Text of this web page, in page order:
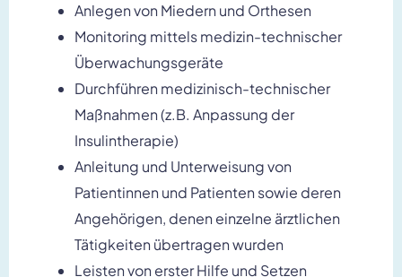
Anlegen von Miedern und Orthesen
Monitoring mittels medizin-technischer
Überwachungsgeräte
Durchführen medizinisch-technischer
Maßnahmen (z.B. Anpassung der
Insulintherapie)
Anleitung und Unterweisung von
Patientinnen und Patienten sowie deren
Angehörigen, denen einzelne ärztlichen
Tätigkeiten übertragen wurden
Leisten von erster Hilfe und Setzen